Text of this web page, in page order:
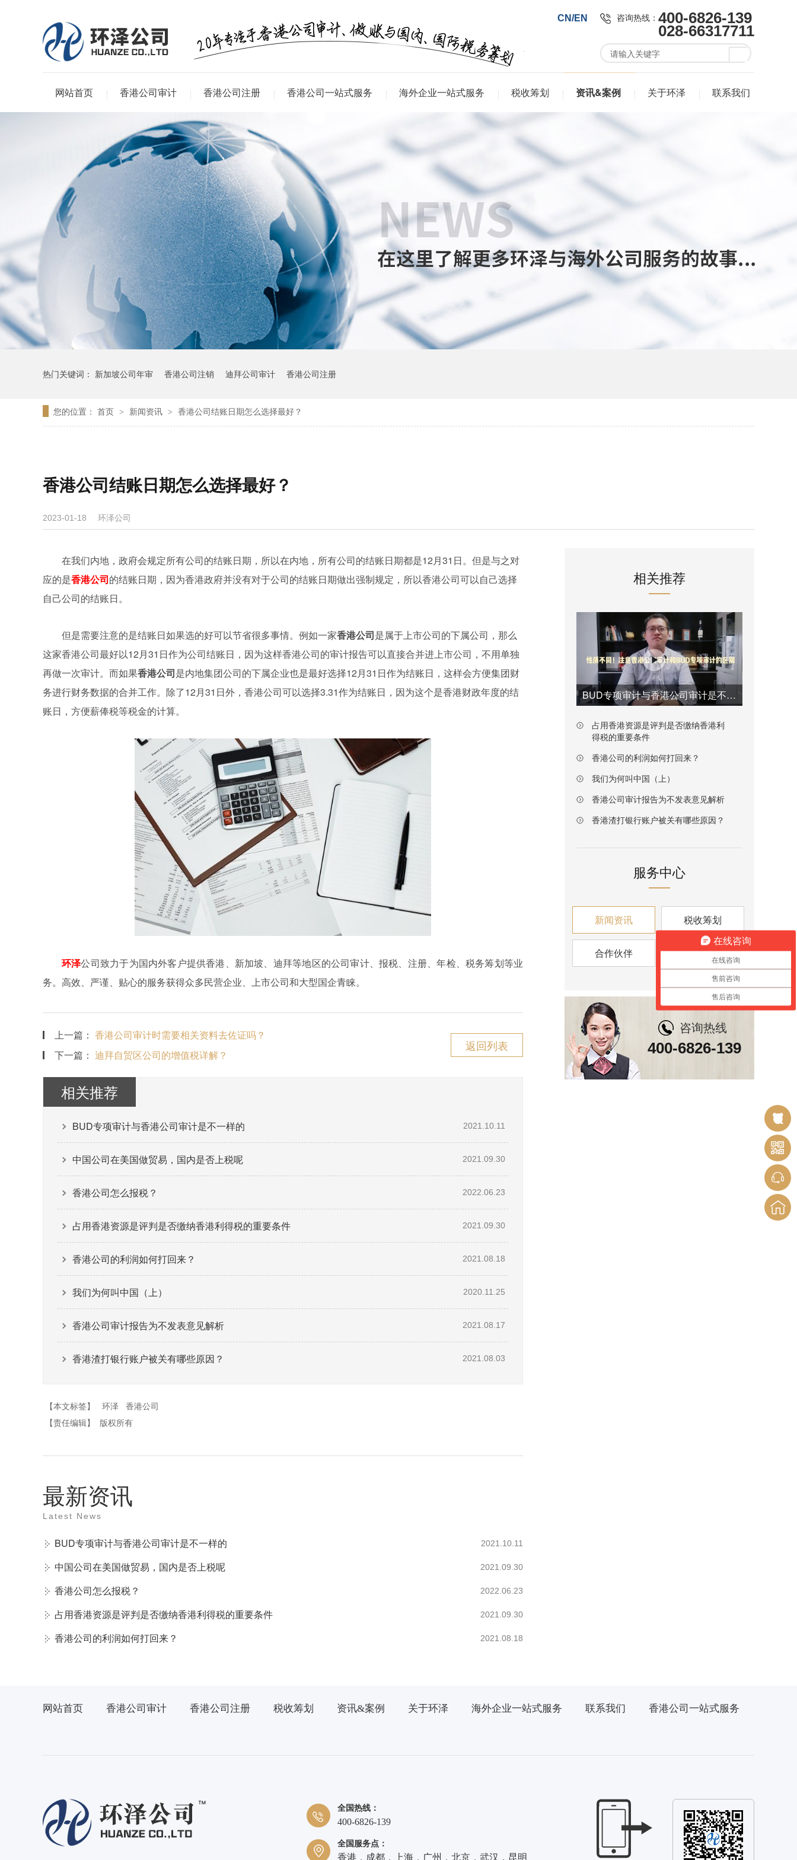
CN/EN 咨询热线： 400-6826-139
028-66317711
网站首页 香港公司审计 香港公司注册 香港公司一站式服务 海外企业一站式服务 税收筹划 资讯&案例 关于环泽 联系我们
热门关键词： 新加坡公司年审 香港公司注销 迪拜公司审计 香港公司注册
您的位置： 首页 > 新闻资讯 > 香港公司结账日期怎么选择最好？
香港公司结账日期怎么选择最好？
2023-01-18 环泽公司
在我们内地，政府会规定所有公司的结账日期，所以在内地，所有公司的结账日期都是12月31日。但是与之对
应的是香港公司的结账日期，因为香港政府并没有对于公司的结账日期做出强制规定，所以香港公司可以自己选择
自己公司的结账日。
但是需要注意的是结账日如果选的好可以节省很多事情。例如一家香港公司是属于上市公司的下属公司，那么
这家香港公司最好以12月31日作为公司结账日，因为这样香港公司的审计报告可以直接合并进上市公司，不用单独
再做一次审计。而如果香港公司是内地集团公司的下属企业也是最好选择12月31日作为结账日，这样会方便集团财
务进行财务数据的合并工作。除了12月31日外，香港公司可以选择3.31作为结账日，因为这个是香港财政年度的结
账日，方便薪俸税等税金的计算。
环泽公司致力于为国内外客户提供香港、新加坡、迪拜等地区的公司审计、报税、注册、年检、税务筹划等业
务。高效、严谨、贴心的服务获得众多民营企业、上市公司和大型国企青睐。
上一篇： 香港公司审计时需要相关资料去佐证吗？
下一篇： 迪拜自贸区公司的增值税详解？
返回列表
相关推荐
BUD专项审计与香港公司审计是不一样的 2021.10.11
中国公司在美国做贸易，国内是否上税呢 2021.09.30
香港公司怎么报税？ 2022.06.23
占用香港资源是评判是否缴纳香港利得税的重要条件 2021.09.30
香港公司的利润如何打回来？ 2021.08.18
我们为何叫中国（上） 2020.11.25
香港公司审计报告为不发表意见解析 2021.08.17
香港渣打银行账户被关有哪些原因？ 2021.08.03
【本文标签】 环泽
香港公司
【责任编辑】
版权所有
最新资讯
Latest News
BUD专项审计与香港公司审计是不一样的 2021.10.11
中国公司在美国做贸易，国内是否上税呢 2021.09.30
香港公司怎么报税？ 2022.06.23
占用香港资源是评判是否缴纳香港利得税的重要条件 2021.09.30
香港公司的利润如何打回来？ 2021.08.18
相关推荐
BUD专项审计与香港公司审计是不一样的
占用香港资源是评判是否缴纳香港利
得税的重要条件
香港公司的利润如何打回来？
我们为何叫中国（上）
香港公司审计报告为不发表意见解析
香港渣打银行账户被关有哪些原因？
服务中心
新闻资讯 税收筹划
合作伙伴 资讯视角
咨询热线
400-6826-139
网站首页 香港公司审计 香港公司注册 税收筹划 资讯&案例 关于环泽 海外企业一站式服务 联系我们 香港公司一站式服务
全国热线：
400-6826-139
全国服务点：
香港，成都，上海，广州，北京，武汉，昆明
在线咨询
在线咨询
售前咨询
售后咨询